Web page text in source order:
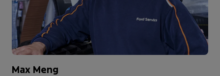
Max Meng